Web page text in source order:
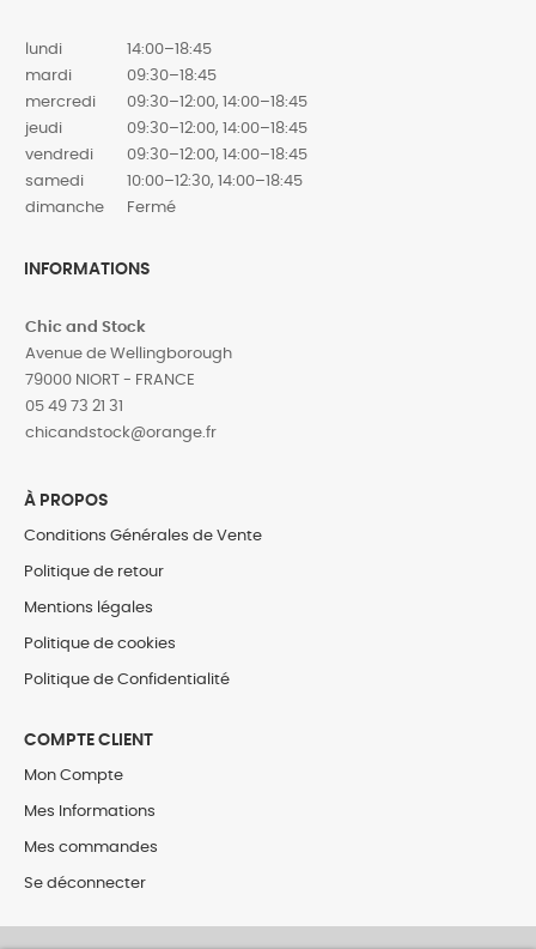
lundi
14:00–18:45
mardi
09:30–18:45
mercredi
09:30–12:00, 14:00–18:45
jeudi
09:30–12:00, 14:00–18:45
vendredi
09:30–12:00, 14:00–18:45
samedi
10:00–12:30, 14:00–18:45
dimanche
Fermé
INFORMATIONS
Chic and Stock
Avenue de Wellingborough
79000 NIORT - FRANCE
05 49 73 21 31
‎chicandstock@orange.fr
À PROPOS
Conditions Générales de Vente
Politique de retour
Mentions légales
Politique de cookies
Politique de Confidentialité
COMPTE CLIENT
Mon Compte
Mes Informations
Mes commandes
Se déconnecter